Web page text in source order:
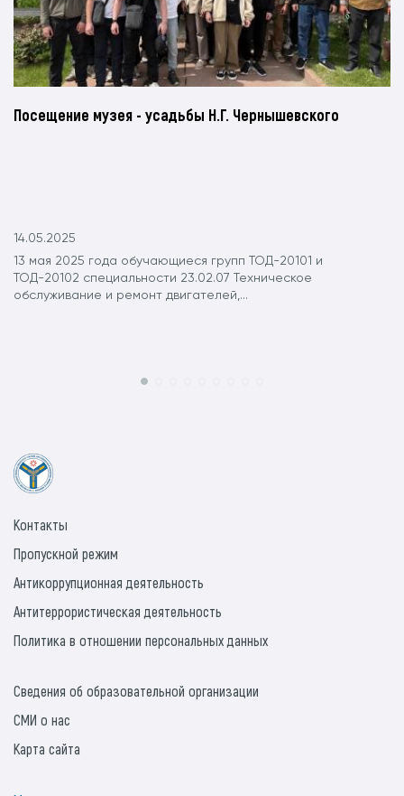
Посещение музея - усадьбы Н.Г. Чернышевского
14.05.2025
13 мая 2025 года обучающиеся групп ТОД-20101 и
ТОД-20102 специальности 23.02.07 Техническое
обслуживание и ремонт двигателей,...
Контакты
Пропускной режим
Антикоррупционная деятельность
Антитеррористическая деятельность
Политика в отношении персональных данных
Сведения об образовательной организации
СМИ о нас
Карта сайта